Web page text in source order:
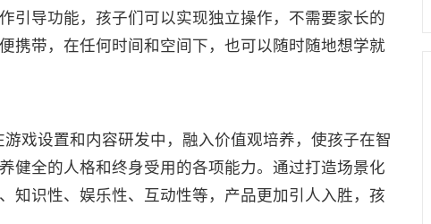
引导功能，孩子们可以实现独立操作，不需要家长的
携带，在任何时间和空间下，也可以随时随地想学就
设置和内容研发中，融入价值观培养，使孩子在智
健全的人格和终身受用的各项能力。通过打造场景化
知识性、娱乐性、互动性等，产品更加引人入胜，孩